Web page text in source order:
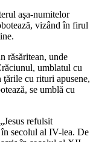
aşa-numitelor
vizând în firul
răsăritean, unde
umblatul cu
ţările cu rituri apusene,
se umblă cu
refulsit
secolul al IV-lea. De